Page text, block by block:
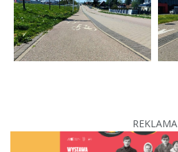
REKLAMA